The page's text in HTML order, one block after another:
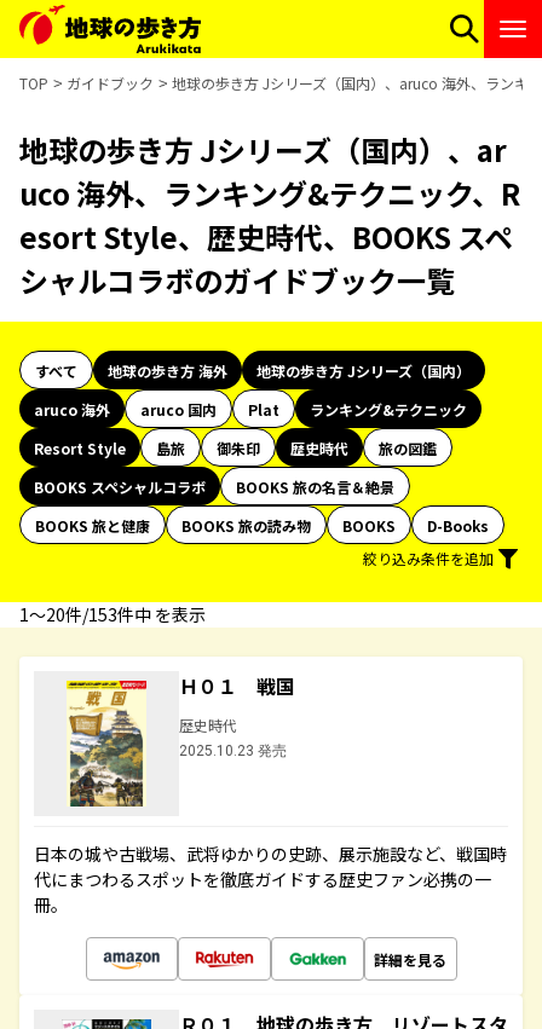
TOP ガイドブック 地球の歩き方 Jシリーズ（国内）、aruco 海外、ランキ
地球の歩き方 Jシリーズ（国内）、ar
uco 海外、ランキング&テクニック、R
esort Style、歴史時代、BOOKS スペ
シャルコラボのガイドブック一覧
すべて 地球の歩き方 海外
地球の歩き方 Jシリーズ（国内）
aruco 海外
aruco 国内 Plat
ランキング&テクニック
Resort Style
島旅 御朱印 歴史時代
旅の図鑑
BOOKS スペシャルコラボ
BOOKS 旅の名言＆絶景
BOOKS 旅と健康
BOOKS 旅の読み物 BOOKS
D-Books
絞り込み条件を追加
1〜20件/153件中 を表示
Ｈ０１ 戦国
歴史時代
2025.10.23 発売
日本の城や古戦場、武将ゆかりの史跡、展示施設など、戦国時
代にまつわるスポットを徹底ガイドする歴史ファン必携の一
冊。
詳細を見る